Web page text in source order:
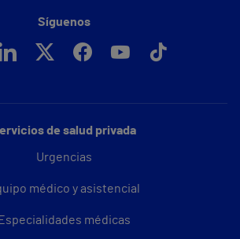
de salud privada
Urgencias
médico y asistencial
médicas
Síguenos